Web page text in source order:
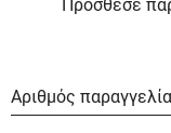
Πρόσθεσε
Αριθμός